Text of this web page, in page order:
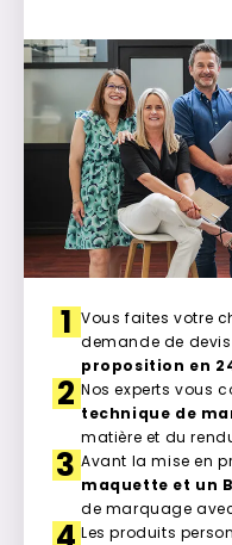
1 Vous faites votre
demande de
proposition en
2 Nos experts vous
technique de
matière et du
3 Avant la mise en
maquette et un
de marquage
Les produits